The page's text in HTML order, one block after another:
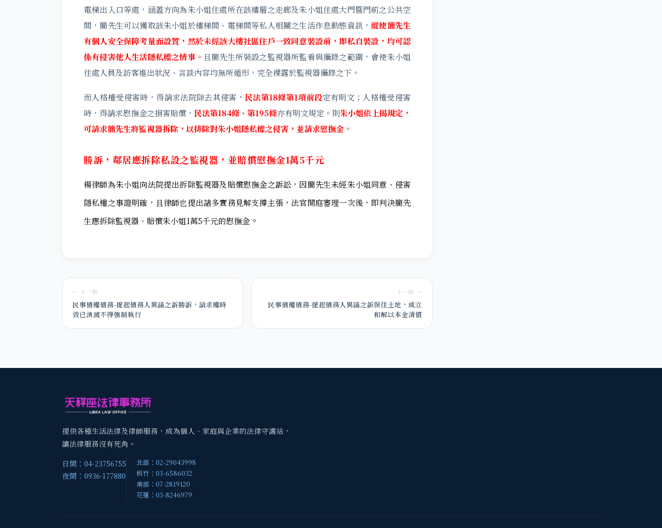
電梯出入口等處，涵蓋方向為朱小姐住處所在該樓層之走廊及朱小姐住處大門暨門前之公共空
間，簡先生可以獲取該朱小姐於樓梯間、電梯間等私人相關之生活作息動態資訊，縱使簡先生
有個人安全保障考量而設置，然於未經該大樓社區住戶一致同意裝設前，即私自裝設，均可認
係有侵害他人生活隱私權之情事。 且簡先生所裝設之監視器所監看與攝錄之範圍，會使朱小姐
住處人員及訪客進出狀況、言談內容均無所遁形，完全裸露於監視器攝錄之下。
而人格權受侵害時，得請求法院除去其侵害， 民法第18條第1項前段定有明文；人格權受侵害
時，得請求慰撫金之損害賠償， 民法第184條、第195條亦有明文規定。則朱小姐依上揭規定，
可請求簡先生將監視器拆除，以排除對朱小姐隱私權之侵害，並請求慰撫金。
勝訴，鄰居應拆除私設之監視器，並賠償慰撫金1萬5千元
楊律師為朱小姐向法院提出拆除監視器及賠償慰撫金之訴訟，因簡先生未經朱小姐同意、侵害
隱私權之事證明確，且律師也提出諸多實務見解支撐主張，法官開庭審理一次後，即判決簡先
生應拆除監視器、賠償朱小姐1萬5千元的慰撫金 。
← 上一則
民事債權債務-提起債務人異議之訴勝訴，請求權時
效已消滅不得強制執行
下一則 →
民事債權債務-提起債務人異議之訴保住土地，成立
和解以本金清償
提供各種生活法律及律師服務，成為個人、家庭與企業的法律守護站，
讓法律服務沒有死角。
日間：04-23756755
夜間：0936-177880
北部：02-29043998
桃竹：03-6586032
南部：07-2819120
花蓮：03-8246979